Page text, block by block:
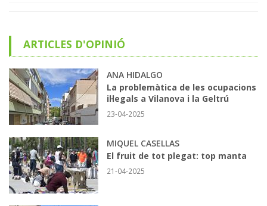
ARTICLES D'OPINIÓ
ANA HIDALGO
La problemàtica de les ocupacions
il·legals a Vilanova i la Geltrú
23-04-2025
MIQUEL CASELLAS
El fruit de tot plegat: top manta
21-04-2025